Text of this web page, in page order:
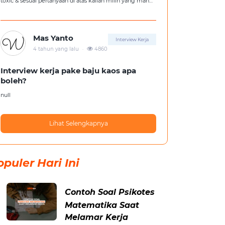
Mas Yanto Interview Kerja
4 tahun yang lalu . 4860
Interview kerja pake baju kaos apa
boleh?
null
Lihat Selengkapnya
Hari Ini
Contoh Soal Psikotes
Matematika Saat
Melamar Kerja